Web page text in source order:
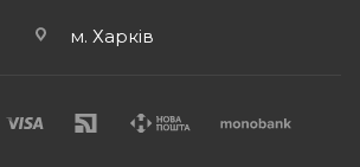
м. Харків